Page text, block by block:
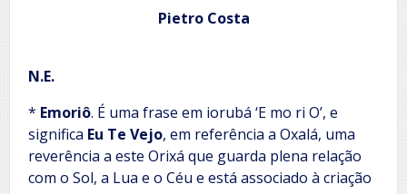
Pietro Costa
N.E.
* Emoriô. É uma frase em iorubá ‘E mo ri O’, e
significa Eu Te Vejo, em referência a Oxalá, uma
reverência a este Orixá que guarda plena relação
com o Sol, a Lua e o Céu e está associado à criação